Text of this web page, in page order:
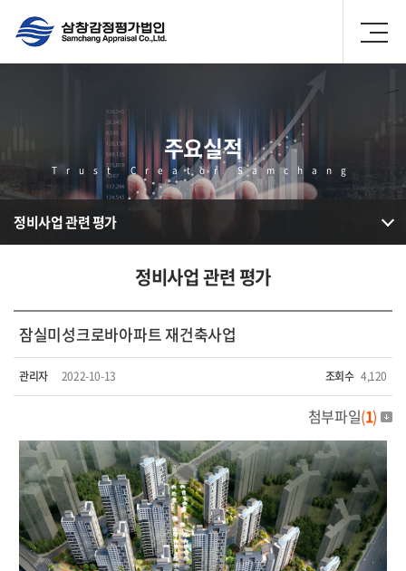
주요실적
Trust Creator Samchang
정비사업 관련 평가
정비사업 관련 평가
잠실미성크로바아파트 재건축사업
관리자 2022-10-13 조회수 4,120
첨부파일(1)